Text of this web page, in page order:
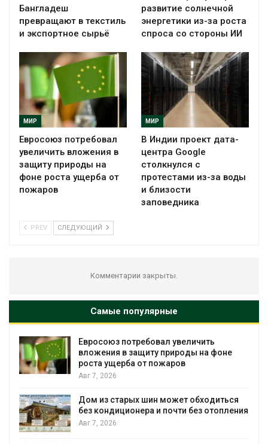
Бангладеш
превращают в текстиль
и экспортное сырьё
развитие солнечной
энергетики из-за роста
спроса со стороны ИИ
МИР
Евросоюз потребовал
увеличить вложения в
защиту природы на
фоне роста ущерба от
пожаров
МИР
В Индии проект дата-
центра Google
столкнулся с
протестами из-за воды
и близости
заповедника
PREV СЛЕДУЮЩИЙ
Комментарии закрыты.
Самые популярные
Евросоюз потребовал увеличить
вложения в защиту природы на фоне
роста ущерба от пожаров
Авг 7, 2026
Дом из старых шин может обходиться
без кондиционера и почти без отопления
Авг 7, 2026